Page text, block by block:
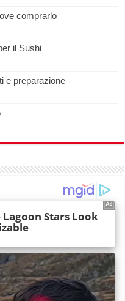
comprarlo
il Sushi
e preparazione